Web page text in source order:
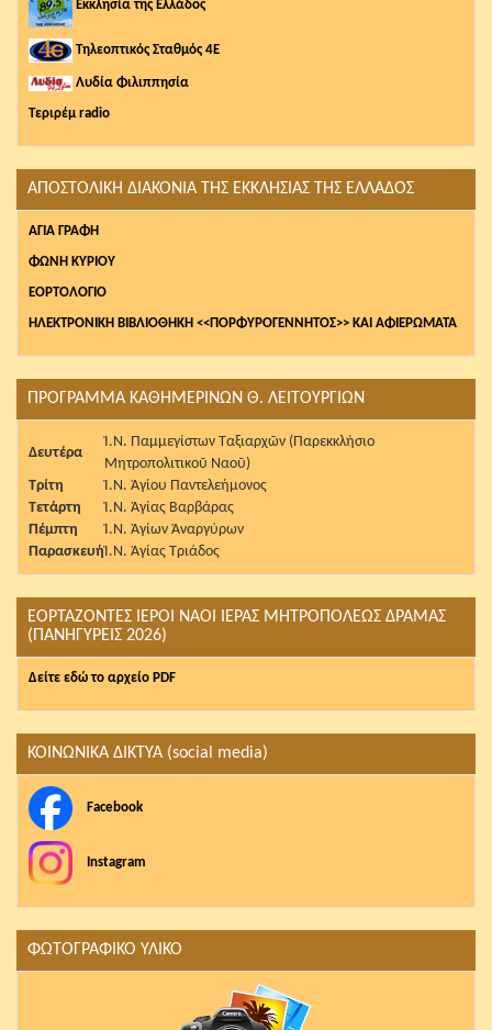
Εκκλησία της Ελλάδος
Τηλεοπτικός Σταθμός 4Ε
Λυδία Φιλιππησία
Τεριρέμ radio
ΑΠΟΣΤΟΛΙΚΗ ΔΙΑΚΟΝΙΑ ΤΗΣ ΕΚΚΛΗΣΙΑΣ ΤΗΣ ΕΛΛΑΔΟΣ
AΓΙΑ ΓΡΑΦΗ
ΦΩΝΗ ΚΥΡΙΟΥ
ΕΟΡΤΟΛΟΓΙΟ
ΗΛΕΚΤΡΟΝΙΚΗ ΒΙΒΛΙΟΘΗΚΗ <<ΠΟΡΦΥΡΟΓΕΝΝΗΤΟΣ>> ΚΑΙ ΑΦΙΕΡΩΜΑΤΑ
ΠΡΟΓΡΑΜΜΑ ΚΑΘΗΜΕΡΙΝΩΝ Θ. ΛΕΙΤΟΥΡΓΙΩΝ
Δευτέρα
Ἱ.Ν. Παμμεγίστων Ταξιαρχῶν (Παρεκκλήσιο
Μητροπολιτικοῦ Ναοῦ)
Τρίτη
Ἱ.Ν. Ἁγίου Παντελεήμονος
Τετάρτη
Ἱ.Ν. Ἁγίας Βαρβάρας
Πέμπτη
Ἱ.Ν. Ἁγίων Ἀναργύρων
ΠαρασκευήἹ.Ν. Ἁγίας Τριάδος
ΕΟΡΤΑΖΟΝΤΕΣ ΙΕΡΟΙ ΝΑΟΙ ΙΕΡΑΣ ΜΗΤΡΟΠΟΛΕΩΣ ΔΡΑΜΑΣ
(ΠΑΝΗΓΥΡΕΙΣ 2026)
Δείτε εδώ το αρχείο PDF
ΚΟΙΝΩΝΙΚΑ ΔΙΚΤΥΑ (social media)
Facebook
Instagram
ΦΩΤΟΓΡΑΦΙΚΟ ΥΛΙΚΟ